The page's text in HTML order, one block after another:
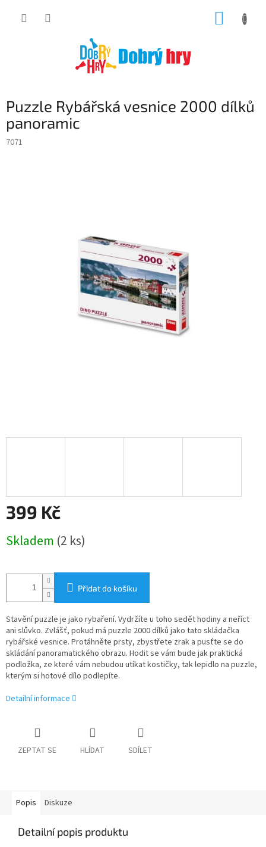
Puzzle Rybářská vesnice 2000 dílků
panoramic
7071
399 Kč
cena:
Skladem (2 ks)
Přidat do košíku
Stavění puzzle je jako rybaření. Vydržíte u toho sedět hodiny a neříct
ani slůvko. Zvlášť, pokud má puzzle 2000 dílků jako tato skládačka
rybářské vesnice. Protáhněte prsty, zbystřete zrak a pusťte se do
skládání panoramatického obrazu. Hodit se vám bude jak praktická
podložka, ze které vám nebudou utíkat kostičky, tak lepidlo na puzzle,
kterým si hotové dílo podlepíte.
Detailní informace
ZEPTAT SE HLÍDAT SDÍLET
Popis Diskuze
Detailní popis produktu